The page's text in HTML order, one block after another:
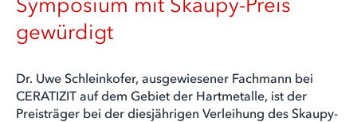
gewürdigt
Dr. Uwe Schleinkofer, ausgewiesener Fachmann bei
CERATIZIT auf dem Gebiet der Hartmetalle, ist der
Preisträger bei der diesjährigen Verleihung des Skaupy-